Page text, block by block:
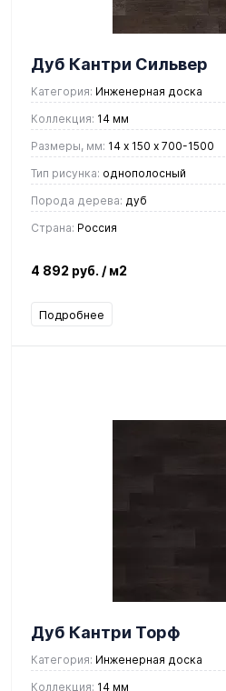
Дуб Кантри Сильвер
Категория: Инженерная доска
Коллекция: 14 мм
Размеры, мм: 14 х 150 х 700-1500
Тип рисунка: однополосный
Порода дерева: дуб
Страна: Россия
4 892 руб. / м2
Подробнее
Дуб Кантри Торф
Категория: Инженерная доска
Коллекция: 14 мм